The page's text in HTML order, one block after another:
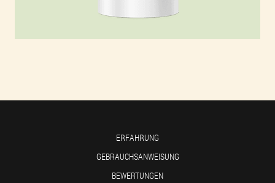
ERFAHRUNG
GEBRAUCHSANWEISUNG
BEWERTUNGEN